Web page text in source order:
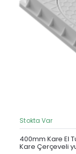
Stokta Var
400mm Kare El
Kare Çerçeveli